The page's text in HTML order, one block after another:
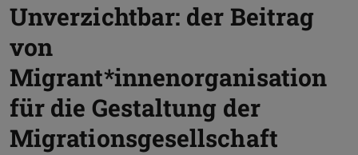
Unverzichtbar: der Beitrag
von
Migrant*innenorganisation
für die Gestaltung der
Migrationsgesellschaft